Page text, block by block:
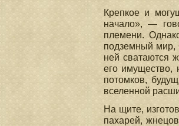
Крепкое и
начало», —
племени.
подземный мир,
ней сватаются
его имущество,
потомков,
вселенной
На щите,
пахарей,